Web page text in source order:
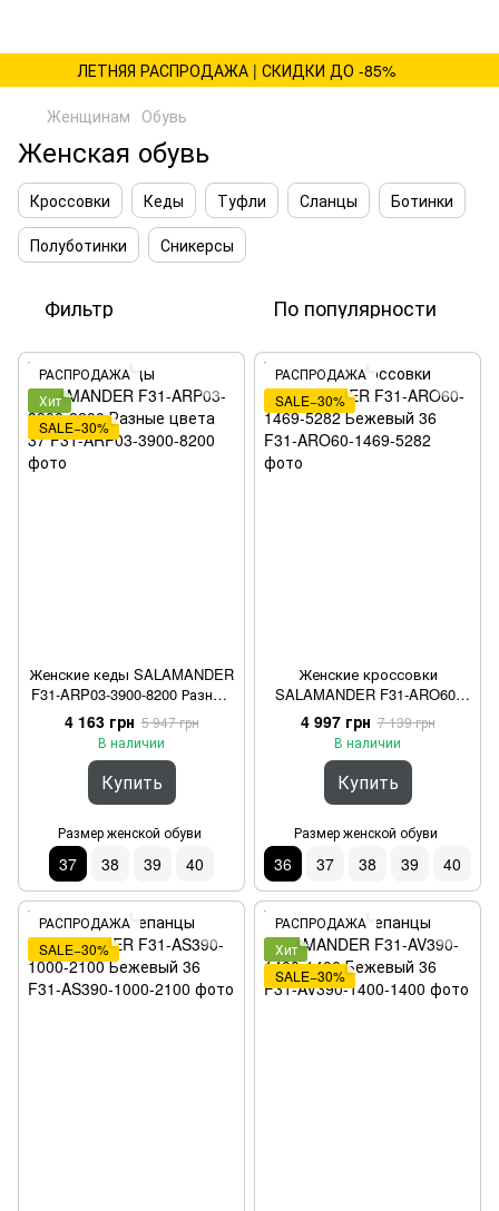
ЛЕТНЯЯ РАСПРОДАЖА | СКИДКИ ДО -85%
Женщинам Обувь
Женская обувь
Кроссовки Кеды Туфли Сланцы
Ботинки
Полуботинки
Сникерсы
Фильтр По популярности
РАСПРОДАЖА
Хит
SALE−30%
Женские кеды SALAMANDER
F31-ARP03-3900-8200 Разные
цвета 37
4 163 грн 5 947 грн
В наличии
Купить
Размер женской обуви
37 38 39 40
РАСПРОДАЖА
SALE−30%
Женские кроссовки
SALAMANDER F31-ARO60-
1469-5282 Бежевый 36
4 997 грн 7 139 грн
В наличии
Купить
Размер женской обуви
36 37 38 39 40
РАСПРОДАЖА
SALE−30%
РАСПРОДАЖА
Хит
SALE−30%